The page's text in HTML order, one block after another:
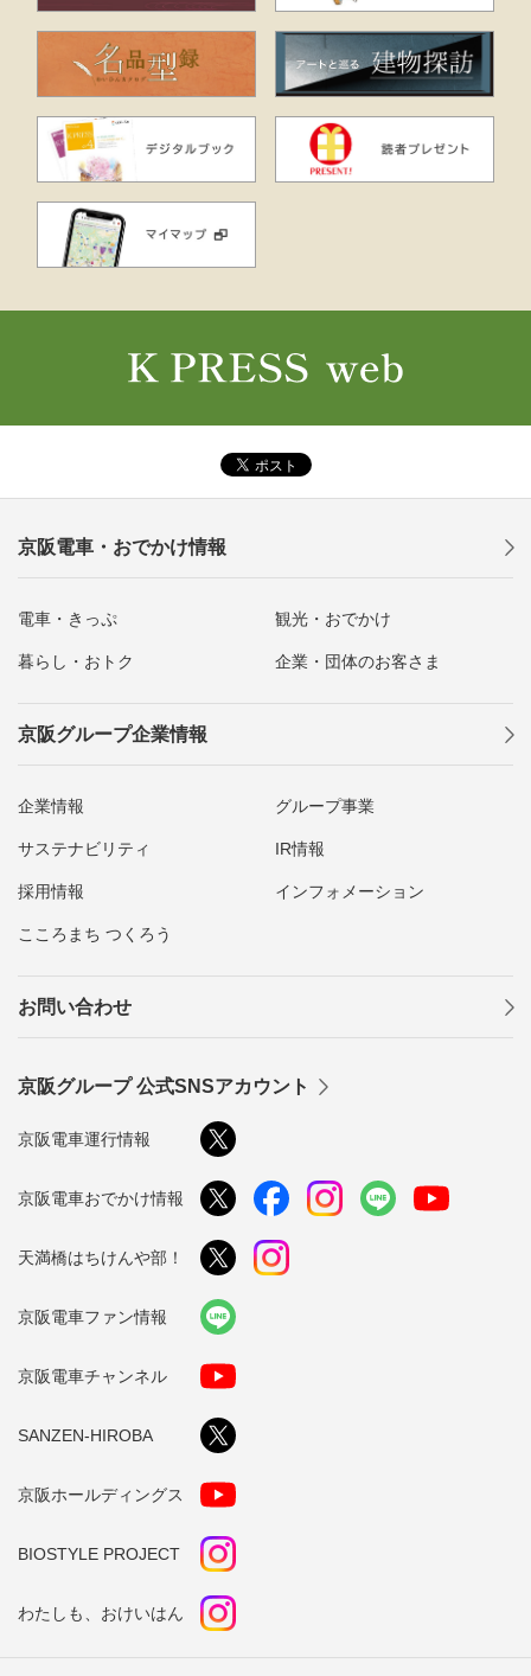
京阪電車・おでかけ情報
電車・きっぷ 観光・おでかけ
暮らし・おトク 企業・団体のお客さま
京阪グループ企業情報
企業情報 グループ事業
サステナビリティ IR情報
採用情報 インフォメーション
こころまち つくろう
お問い合わせ
京阪グループ 公式SNSアカウント
京阪電車運行情報
京阪電車おでかけ情報
天満橋はちけんや部！
京阪電車ファン情報
京阪電車チャンネル
SANZEN-HIROBA
京阪ホールディングス
BIOSTYLE PROJECT
わたしも、おけいはん